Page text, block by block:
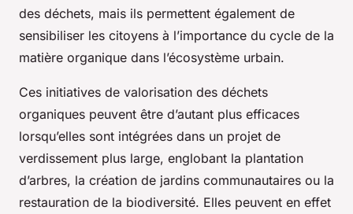
des déchets, mais ils permettent également de
sensibiliser les citoyens à l’importance du cycle de la
matière organique dans l’écosystème urbain.
Ces initiatives de valorisation des déchets
organiques peuvent être d’autant plus efficaces
lorsqu’elles sont intégrées dans un projet de
verdissement plus large, englobant la plantation
d’arbres, la création de jardins communautaires ou la
restauration de la biodiversité. Elles peuvent en effet